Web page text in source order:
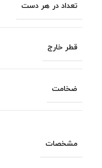
تعداد در هر دست
قطر خارج
ضخامت
مشخصات